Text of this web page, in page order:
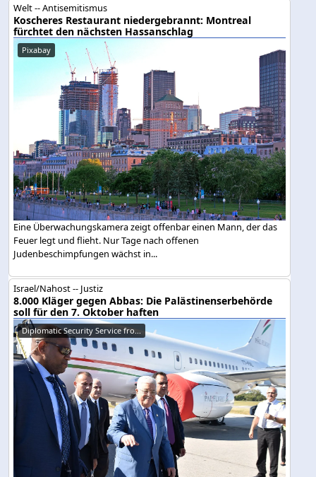
Welt -- Antisemitismus
Koscheres Restaurant niedergebrannt: Montreal
fürchtet den nächsten Hassanschlag
Pixabay
Eine Überwachungskamera zeigt offenbar einen Mann, der das
Feuer legt und flieht. Nur Tage nach offenen
Judenbeschimpfungen wächst in...
Israel/Nahost -- Justiz
8.000 Kläger gegen Abbas: Die Palästinenserbehörde
soll für den 7. Oktober haften
Diplomatic Security Service fro...